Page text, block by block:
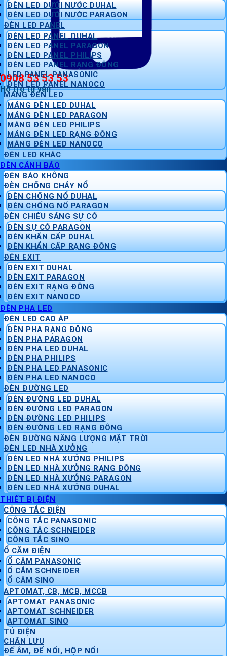
0908 53 53 53
Hỗ trợ tư vấn
ĐÈN LED DƯỚI NƯỚC DUHAL
ĐÈN LED DƯỚI NƯỚC PARAGON
ĐÈN LED PANEL
ĐÈN LED PANEL DUHAL
ĐÈN LED PANEL PARAGON
ĐÈN LED PANEL PHILIPS
ĐÈN LED PANEL RẠNG ĐÔNG
LED PANEL PANASONIC
ĐÈN LED PANEL NANOCO
MÁNG ĐÈN LED
MÁNG ĐÈN LED DUHAL
MÁNG ĐÈN LED PARAGON
MÁNG ĐÈN LED PHILIPS
MÁNG ĐÈN LED RẠNG ĐÔNG
MÁNG ĐÈN LED NANOCO
ĐÈN LED KHÁC
ĐÈN CẢNH BÁO
ĐÈN BÁO KHÔNG
ĐÈN CHỐNG CHÁY NỔ
ĐÈN CHỐNG NỔ DUHAL
ĐÈN CHỐNG NỔ PARAGON
ĐÈN CHIẾU SÁNG SỰ CỐ
ĐÈN SỰ CỐ PARAGON
ĐÈN KHẨN CẤP DUHAL
ĐÈN KHẨN CẤP RẠNG ĐÔNG
ĐÈN EXIT
ĐÈN EXIT DUHAL
ĐÈN EXIT PARAGON
ĐÈN EXIT RẠNG ĐÔNG
ĐÈN EXIT NANOCO
ĐÈN PHA LED
ĐÈN LED CAO ÁP
ĐÈN PHA RẠNG ĐÔNG
ĐÈN PHA PARAGON
ĐÈN PHA LED DUHAL
ĐÈN PHA PHILIPS
ĐÈN PHA LED PANASONIC
ĐÈN PHA LED NANOCO
ĐÈN ĐƯỜNG LED
ĐÈN ĐƯỜNG LED DUHAL
ĐÈN ĐƯỜNG LED PARAGON
ĐÈN ĐƯỜNG LED PHILIPS
ĐÈN ĐƯỜNG LED RẠNG ĐÔNG
ĐÈN ĐƯỜNG NĂNG LƯỢNG MẶT TRỜI
ĐÈN LED NHÀ XƯỞNG
ĐÈN LED NHÀ XƯỞNG PHILIPS
ĐÈN LED NHÀ XƯỞNG RẠNG ĐÔNG
ĐÈN LED NHÀ XƯỞNG PARAGON
ĐÈN LED NHÀ XƯỞNG DUHAL
THIẾT BỊ ĐIỆN
CÔNG TẮC ĐIỆN
CÔNG TẮC PANASONIC
CÔNG TẮC SCHNEIDER
CÔNG TẮC SINO
Ổ CẮM ĐIỆN
Ổ CẮM PANASONIC
Ổ CẮM SCHNEIDER
Ổ CẮM SINO
APTOMAT, CB, MCB, MCCB
APTOMAT PANASONIC
APTOMAT SCHNEIDER
APTOMAT SINO
TỦ ĐIỆN
CHẤN LƯU
ĐẾ ÂM, ĐẾ NỔI, HỘP NỔI